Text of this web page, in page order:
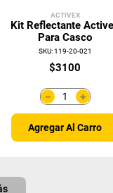
ACTIVEX
Kit Reflectante
Para Casco
SKU:119-20-021
$3100
＋
－
Agregar Al Carro